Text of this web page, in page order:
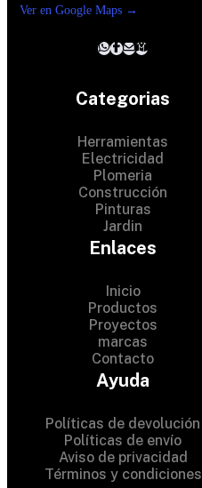
Ver en Google Maps →
Categorias
Herramientas
Electricidad
Plomeria
Construcción
Pinturas
Jardin
Enlaces
Inicio
Productos
Proyectos
marcas
Contacto
Ayuda
Políticas de devolución
Políticas de envío
Aviso de privacidad
Términos y condiciones